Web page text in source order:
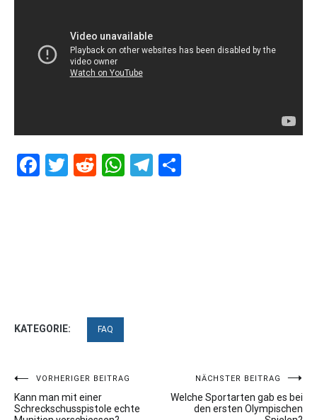
Facebook
Twitter
RedditWhatsApp
Telegram
KATEGORIE: FAQ
Beitragsnavigation
VORHERIGER BEITRAG
Kann man mit einer
Schreckschusspistole echte
NÄCHSTER BEITRAG
Welche Sportarten gab es bei
den ersten Olympischen